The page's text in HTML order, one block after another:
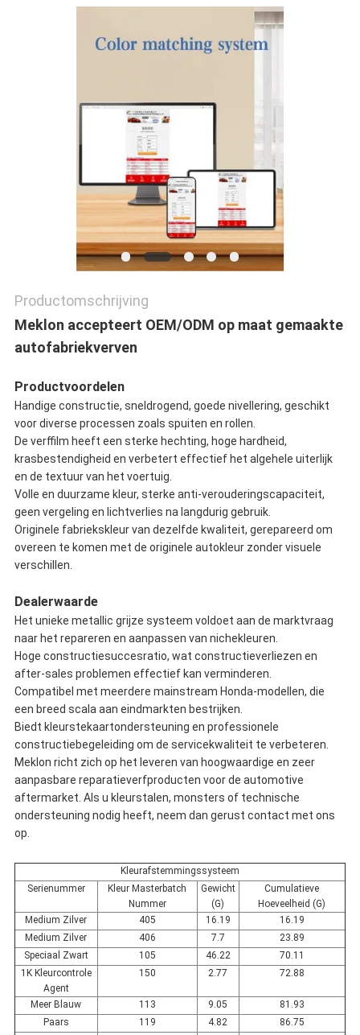
SITEMAP
PRIVACYBELEID
Productomschrijving
Meklon accepteert OEM/ODM op maat gemaakte
autofabriekverven
Productvoordelen
Handige constructie, sneldrogend, goede nivellering, geschikt
voor diverse processen zoals spuiten en rollen.
De verffilm heeft een sterke hechting, hoge hardheid,
krasbestendigheid en verbetert effectief het algehele uiterlijk
en de textuur van het voertuig.
Volle en duurzame kleur, sterke anti-verouderingscapaciteit,
geen vergeling en lichtverlies na langdurig gebruik.
Originele fabriekskleur van dezelfde kwaliteit, gerepareerd om
overeen te komen met de originele autokleur zonder visuele
verschillen.
Dealerwaarde
Het unieke metallic grijze systeem voldoet aan de marktvraag
naar het repareren en aanpassen van nichekleuren.
Hoge constructiesuccesratio, wat constructieverliezen en
after-sales problemen effectief kan verminderen.
Compatibel met meerdere mainstream Honda-modellen, die
een breed scala aan eindmarkten bestrijken.
Biedt kleurstekaartondersteuning en professionele
constructiebegeleiding om de servicekwaliteit te verbeteren.
Meklon richt zich op het leveren van hoogwaardige en zeer
aanpasbare reparatieverfproducten voor de automotive
aftermarket. Als u kleurstalen, monsters of technische
ondersteuning nodig heeft, neem dan gerust contact met ons
op.
Kleurafstemmingssysteem
Serienummer
Kleur Masterbatch
Nummer
Gewicht
(G)
Cumulatieve
Hoeveelheid (G)
Medium Zilver
405 16.19
16.19
Medium Zilver
406 7.7
23.89
Speciaal Zwart
105 46.22
70.11
1K Kleurcontrole
Agent
150 2.77 72.88
Meer Blauw 113 9.05
81.93
Paars
119 4.82
86.75